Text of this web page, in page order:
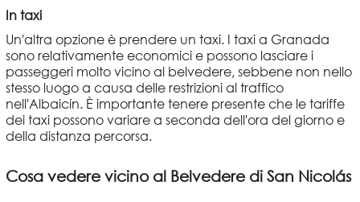
In taxi
Un'altra opzione è prendere un taxi. I taxi a Granada
sono relativamente economici e possono lasciare i
passeggeri molto vicino al belvedere, sebbene non nello
stesso luogo a causa delle restrizioni al traffico
nell'Albaicín. È importante tenere presente che le tariffe
dei taxi possono variare a seconda dell'ora del giorno e
della distanza percorsa.
Cosa vedere vicino al Belvedere di San Nicolás